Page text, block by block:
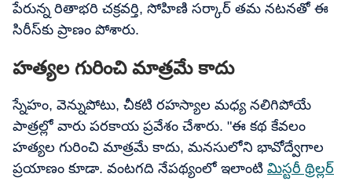
పేరున్న రితాభరి చక్రవర్తి, సోహిణి సర్కార్ తమ నటనతో ఈ
సిరీస్‌కు ప్రాణం పోశారు.
హత్యల గురించి మాత్రమే కాదు
స్నేహం, వెన్నుపోటు, చీకటి రహస్యాల మధ్య నలిగిపోయే
పాత్రల్లో వారు పరకాయ ప్రవేశం చేశారు. "ఈ కథ కేవలం
హత్యల గురించి మాత్రమే కాదు, మనసులోని భావోద్వేగాల
ప్రయాణం కూడా. వంటగది నేపథ్యంలో ఇలాంటి మిస్టరీ థ్రిల్లర్